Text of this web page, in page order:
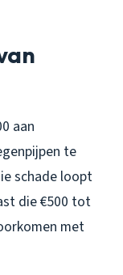
aan
te
schade loopt
die €500 tot
met